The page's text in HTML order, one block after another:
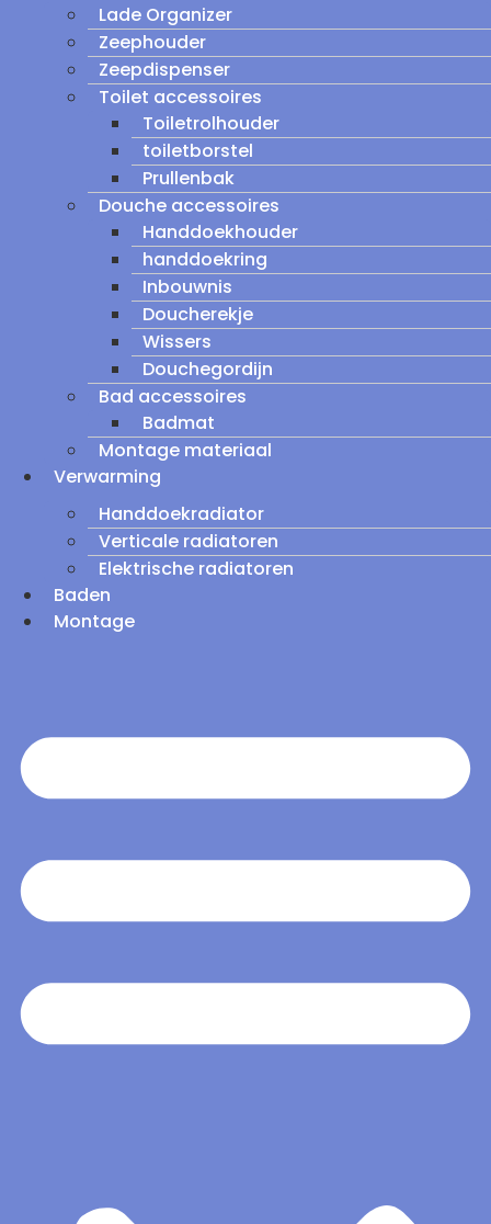
Lade Organizer
Zeephouder
Zeepdispenser
Toilet accessoires
Toiletrolhouder
toiletborstel
Prullenbak
Douche accessoires
Handdoekhouder
handdoekring
Inbouwnis
Doucherekje
Wissers
Douchegordijn
Bad accessoires
Badmat
Montage materiaal
Verwarming
Handdoekradiator
Verticale radiatoren
Elektrische radiatoren
Baden
Montage